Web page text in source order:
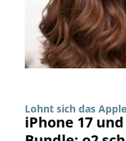
Lohnt sich das
iPhone 17